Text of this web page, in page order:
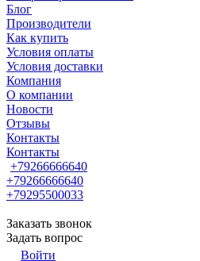
Блог
Производители
Как купить
Условия оплаты
Условия доставки
Компания
О компании
Новости
Отзывы
Контакты
Контакты
+79266666640
+79266666640
+79295500033
Заказать звонок
Задать вопрос
Войти